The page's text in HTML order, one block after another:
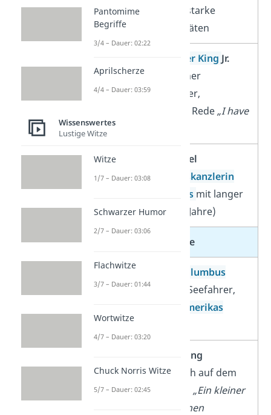
bekannt für starke
Rednerqualitäten
Martin Luther King Jr.
amerikanischer
Bürgerrechtler,
berühmteste Rede„I have
Angela Merkel
erste
Bundeskanzlerin
Deutschlands mit langer
Amtszeit (16 Jahre)
Entdecker & Pioniere
Christoph Kolumbus
italienischer Seefahrer,
Entdecker Amerikas
(1492)
Neil Armstrong
erster Mensch auf dem
Mond (1969),„Ein kleiner
Schritt für einen
Pantomime
Begriffe
3/4 – Dauer: 02:22
Aprilscherze
4/4 – Dauer: 03:59
Wissenswertes
Lustige Witze
Witze
1/7 – Dauer: 03:08
Schwarzer Humor
2/7 – Dauer: 03:06
Flachwitze
3/7 – Dauer: 01:44
Wortwitze
4/7 – Dauer: 03:20
Chuck Norris Witze
5/7 – Dauer: 02:45